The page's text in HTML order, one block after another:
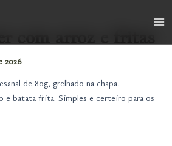
com arroz e fritas
2026
de 80g, grelhado na chapa.
e batata frita. Simples e certeiro para os